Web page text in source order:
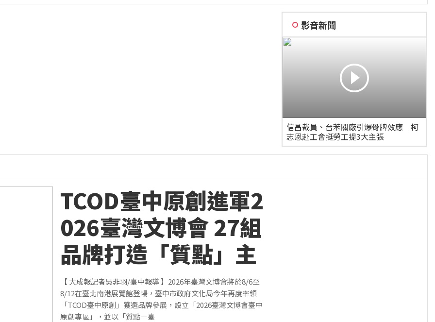
亮相，近日smart就透過壁畫
影音新聞
信昌裁員、台苯關廠引爆骨牌效應 柯
志恩赴工會挺勞工提3大主張
TCOD臺中原創進軍2
026臺灣文博會 27組
品牌打造「質點」主
題專區
【 大成報記者吳非羽/臺中報導 】2026年臺灣文博會將於8/6至
8/12在臺北南港展覽館登場，臺中市政府文化局今年再度率領
「TCOD臺中原創」獲選品牌參展，設立「2026臺灣文博會臺中
原創專區」，並以「質點—臺